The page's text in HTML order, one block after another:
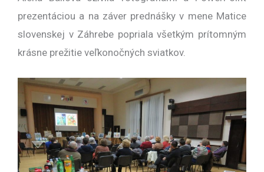
prezentáciou a na záver prednášky v mene Matice
slovenskej v Záhrebe popriala všetkým prítomným
krásne prežitie veľkonočných sviatkov.